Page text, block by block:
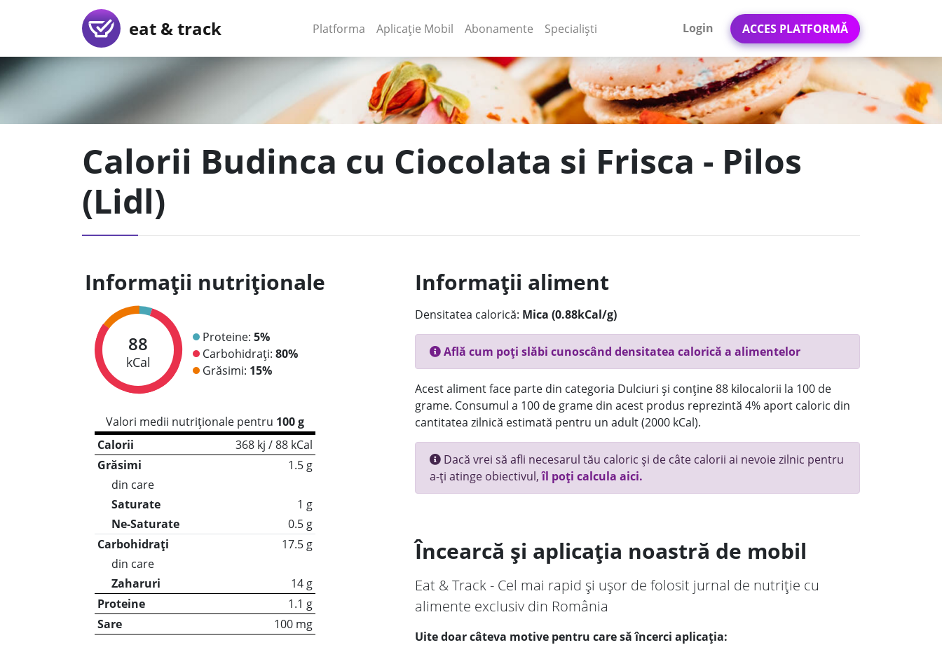
eat & track Platforma (current)
Aplicație Mobil (current)
Abonamente Specialiști Login ACCES PLATFORMĂ
Calorii Budinca cu Ciocolata si Frisca - Pilos
(Lidl)
Informații nutriționale
88
kCal
Proteine: 5%
Carbohidrați: 80%
Grăsimi: 15%
Valori medii nutriționale pentru 100 g
Calorii
368 kj / 88 kCal
Grăsimi
1.5 g
din care
Saturate
1 g
Ne-Saturate
0.5 g
Carbohidrați
17.5 g
din care
Zaharuri
14 g
Proteine
1.1 g
Sare
100 mg
Informații aliment
Densitatea calorică: Mica (0.88kCal/g)
Află cum poți slăbi cunoscând densitatea calorică a alimentelor
Acest aliment face parte din categoria Dulciuri și conține 88 kilocalorii la 100 de
grame. Consumul a 100 de grame din acest produs reprezintă 4% aport caloric din
cantitatea zilnică estimată pentru un adult (2000 kCal).
Dacă vrei să afli necesarul tău caloric și de câte calorii ai nevoie zilnic pentru
a-ți atinge obiectivul,îl poți calcula aici.
Încearcă și aplicația noastră de mobil
Eat & Track - Cel mai rapid și ușor de folosit jurnal de nutriție cu
alimente exclusiv din România
Uite doar câteva motive pentru care să încerci aplicația: